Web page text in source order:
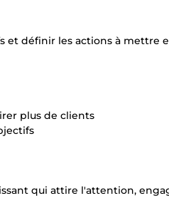
et définir les actions à mettre
plus de clients
qui attire l'attention,